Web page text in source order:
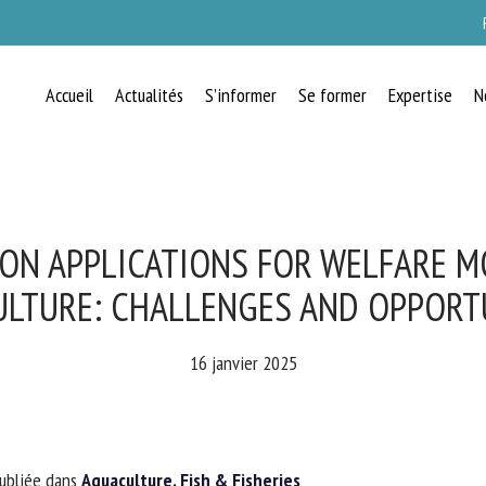
Accueil Actualités S’informer Se former Expertise
APPLICATIONS FOR WELFARE
CHALLENGES AND
16 janvier 2025
dansAquaculture, Fish & Fisheries
BIEN-ÊTRE ANIMAL